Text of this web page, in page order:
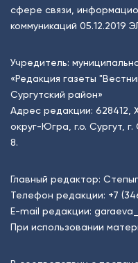
сфере связи,
коммуникаций
Учредитель:
«Редакция газеты
Сургутский район»
Адрес редакции: 628412,
округ-Югра, г.о. Сургут,
8.
Главный редактор:
Телефон редакции: +7
E-mail редакции:
При использовании